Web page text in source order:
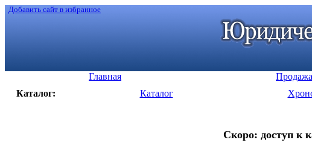
Добавить сайт в избранное
Главная
Каталог:
Каталог
Скоро: доступ к